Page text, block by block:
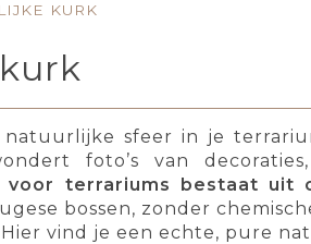
KURK
sfeer in je
foto’s van
voor terrariums bestaat uit
bossen, zonder
vind je een echte, pure